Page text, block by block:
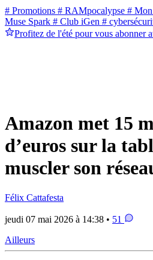
# Promotions # RAMpocalypse #
Muse Spark # Club iGen #
Profitez de l'été pour vous abonner
Amazon met 15
d’euros sur la
muscler son
Félix Cattafesta
jeudi 07 mai 2026 à 14:38 • 51
Ailleurs